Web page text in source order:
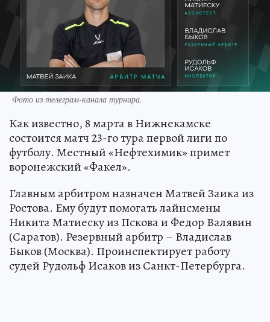
Фото из телеграм-канала турнира.
Как известно, 8 марта в Нижнекамске
состоится матч 23-го тура первой лиги по
футболу. Местный «Нефтехимик» примет
воронежский «Факел».
Главным арбитром назначен Матвей Заика из
Ростова. Ему будут помогать лайнсмены
Никита Матиеску из Пскова и Федор Валявин
(Саратов). Резервный арбитр – Владислав
Быков (Москва). Проинспектирует работу
судей Рудольф Исаков из Санкт-Петербурга.